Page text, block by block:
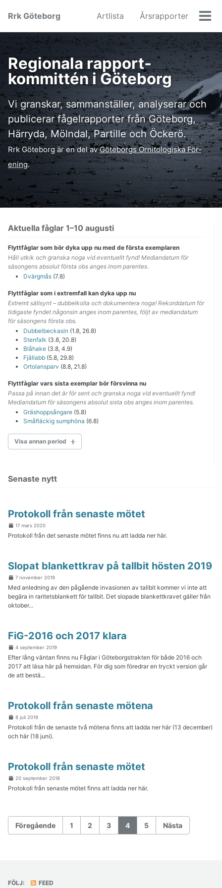
primary
navigation
content
footer
Rrk Göteborg Artlista Årsrapporter
Regionala rapport­
kommittén i Göteborg
Vi granskar, samman­ställer, analyserar och
publicerar fågel­rapporter från Göte­borg,
Härryda, Möln­dal, Partille och Öckerö.
Rrk Göte­borg är en del avGöte­borgs Ornito­logiska För­
ening.
Aktuella fåglar 1–10 augusti
Flyttfåglar som bör dyka upp nu med de första exemplaren
Håll utkik och granska noga vid eventuellt fynd! Mediandatum för
säsongens absolut första obs anges inom parentes.
Dvärgmås (7.8)
Flyttfåglar som i extremfall kan dyka upp nu
Extremt sällsynt – dubbelkolla och dokumentera noga! Rekorddatum för
tidigaste fyndet någonsin anges inom parentes, följt av mediandatum
för säsongens första obs.
Dubbelbeckasin (1.8, 26.8)
Stenfalk (3.8, 20.8)
Blåhake (3.8, 4.9)
Fjällabb (5.8, 29.8)
Ortolansparv (8.8, 21.8)
Flyttfåglar vars sista exemplar bör försvinna nu
Passa på innan det är för sent och granska noga vid eventuellt fynd!
Mediandatum för säsongens absolut sista obs anges inom parentes.
Gräshoppsångare (5.8)
Småfläckig sumphöna (6.8)
Visa annan period
1–10 februari
11–20 mars
21–31 mars
1–10 april
11–20 april
21–31 maj
1–10 juni
11–20 juni
21–30 juni
1–10 juli
11–20 juli
21–31 augusti
1–10 september
11–20 september
21–30 september
1–10 oktober
11–20 oktober
11–20 november
21–30 november
1–10 december
11–20 december
21–31 december
Senaste nytt
Protokoll från senaste mötet
17 mars 2020
Protokoll från det senaste mötet finns nu att ladda ner här.
Slopat blankettkrav på tallbit hösten 2019
7 november 2019
Med anledning av den pågående invasionen av tallbit kommer vi inte att
begära in raritetsblankett för tallbit. Det slopade blankettkravet gäller från
oktober...
FiG-2016 och 2017 klara
4 september 2019
Efter lång väntan finns nu Fåglar i Göteborgstrakten för både 2016 och
2017 att läsa här på hemsidan. För dig som föredrar en tryckt version går
de att bestä...
Protokoll från senaste mötena
8 juli 2019
Protokoll från de senaste två mötena finns att ladda ner här (13 december)
och här (18 juni).
Protokoll från senaste mötet
20 september 2018
Protokoll från senaste mötet finns att ladda ner här.
Föregående 1 2 3 4 5 Nästa
FÖLJ: FEED